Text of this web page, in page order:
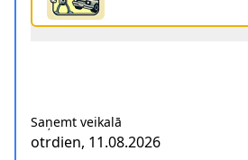
Saņemt veikalā
otrdien, 11.08.2026